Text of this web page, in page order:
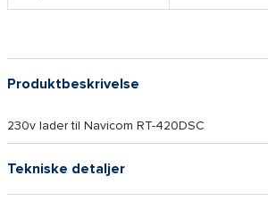
Produktbeskrivelse
230v lader til Navicom RT-420DSC
Tekniske detaljer